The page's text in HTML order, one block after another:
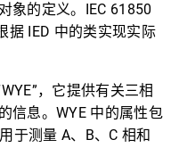
象的定义。IEC 61850
据 IED 中的类实现实际
，它提供有关三相
信息。WYE 中的属性包
于测量 A、B、C 相和